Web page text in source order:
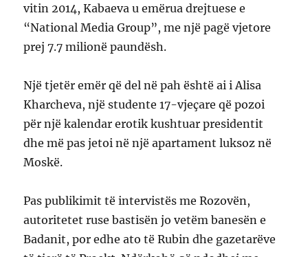
vitin 2014, Kabaeva u emërua drejtuese e
“National Media Group”, me një pagë vjetore
prej 7.7 milionë paundësh.
Një tjetër emër që del në pah është ai i Alisa
Kharcheva, një studente 17-vjeçare që pozoi
për një kalendar erotik kushtuar presidentit
dhe më pas jetoi në një apartament luksoz në
Moskë.
Pas publikimit të intervistës me Rozovën,
autoritetet ruse bastisën jo vetëm banesën e
Badanit, por edhe ato të Rubin dhe gazetarëve